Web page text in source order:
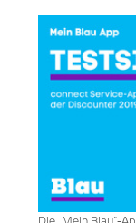
Die „Mein Blau“-